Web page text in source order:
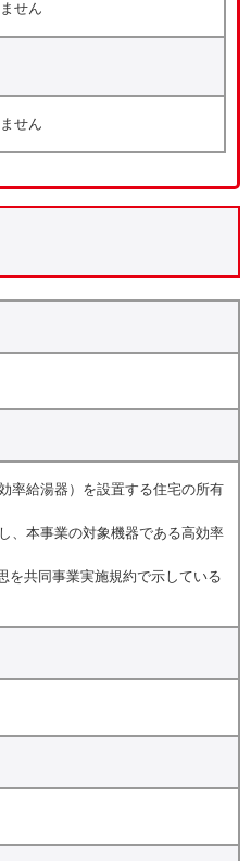
せん
せん
率給湯器）を設置する住宅の所有
、本事業の対象機器である高効率
を共同事業実施規約で示している